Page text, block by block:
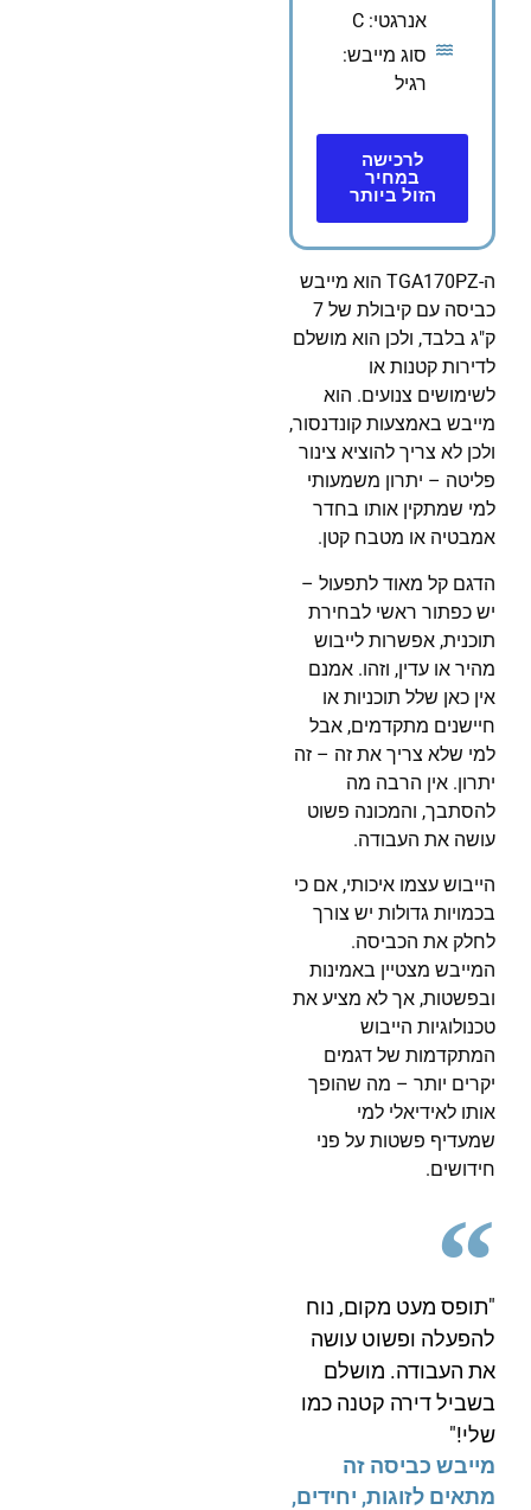
אנרגטי: C
סוג מייבש:
רגיל
לרכישה
במחיר
הזול ביותר
ה-TGA170PZ הוא מייבש
כביסה עם קיבולת של 7
ק"ג בלבד, ולכן הוא מושלם
לדירות קטנות או
לשימושים צנועים. הוא
מייבש באמצעות קונדנסור,
ולכן לא צריך להוציא צינור
פליטה – יתרון משמעותי
למי שמתקין אותו בחדר
אמבטיה או מטבח קטן.
הדגם קל מאוד לתפעול –
יש כפתור ראשי לבחירת
תוכנית, אפשרות לייבוש
מהיר או עדין, וזהו. אמנם
אין כאן שלל תוכניות או
חיישנים מתקדמים, אבל
למי שלא צריך את זה – זה
יתרון. אין הרבה מה
להסתבך, והמכונה פשוט
עושה את העבודה.
הייבוש עצמו איכותי, אם כי
בכמויות גדולות יש צורך
לחלק את הכביסה.
המייבש מצטיין באמינות
ובפשטות, אך לא מציע את
טכנולוגיות הייבוש
המתקדמות של דגמים
יקרים יותר – מה שהופך
אותו לאידיאלי למי
שמעדיף פשטות על פני
חידושים.
"תופס מעט מקום, נוח
להפעלה ופשוט עושה
את העבודה. מושלם
בשביל דירה קטנה כמו
שלי!"
מייבש כביסה זה
מתאים לזוגות, יחידים,